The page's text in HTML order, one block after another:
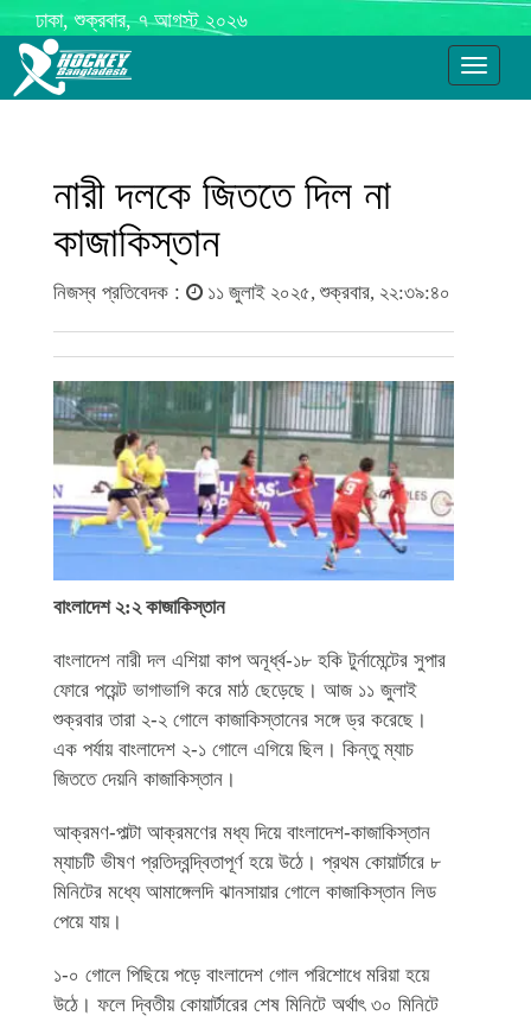
ঢাকা, শুক্রবার, ৭ আগস্ট ২০২৬
Toggle
নারী দলকে জিততে দিল না
কাজাকিস্তান
নিজস্ব প্রতিবেদক : ১১ জুলাই ২০২৫, শুক্রবার, ২২:৩৯:৪০
বাংলাদেশ ২:২ কাজাকিস্তান
বাংলাদেশ নারী দল এশিয়া কাপ অনূর্ধ্ব-১৮ হকি টুর্নামেন্টের সুপার
ফোরে পয়েন্ট ভাগাভাগি করে মাঠ ছেড়েছে। আজ ১১ জুলাই
শুক্রবার তারা ২-২ গোলে কাজাকিস্তানের সঙ্গে ড্র করেছে।
এক পর্যায় বাংলাদেশ ২-১ গোলে এগিয়ে ছিল। কিন্তু ম্যাচ
জিততে দেয়নি কাজাকিস্তান।
আক্রমণ-পাল্টা আক্রমণের মধ্য দিয়ে বাংলাদেশ-কাজাকিস্তান
ম্যাচটি ভীষণ প্রতিদ্বন্দ্বিতাপূর্ণ হয়ে উঠে। প্রথম কোয়ার্টারে ৮
মিনিটের মধ্যে আমাঙ্গেলদি ঝানসায়ার গোলে কাজাকিস্তান লিড
পেয়ে যায়।
১-০ গোলে পিছিয়ে পড়ে বাংলাদেশ গোল পরিশোধে মরিয়া হয়ে
উঠে। ফলে দ্বিতীয় কোয়ার্টারের শেষ মিনিটে অর্থাৎ ৩০ মিনিটে